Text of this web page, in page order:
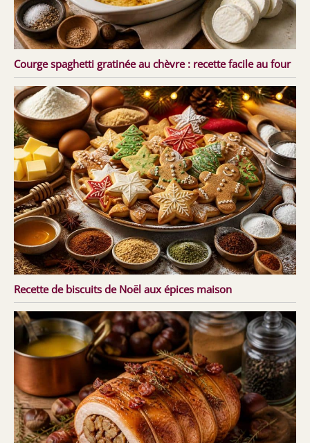
Courge spaghetti gratinée au chèvre : recette facile au four
Recette de biscuits de Noël aux épices maison